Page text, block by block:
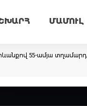
ՄԱՄՈՒԼ
55-ամյա